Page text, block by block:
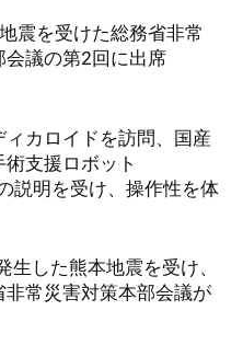
震を受けた総務省非常
会議の第2回に出席
ィカロイドを訪問、国産
支援ロボット
説明を受け、操作性を体
生した熊本地震を受け、
非常災害対策本部会議が